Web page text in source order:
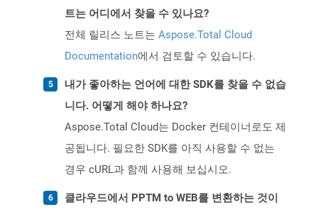
트는 어디에서 찾을 수 있나요?
전체 릴리스 노트는 Aspose.Total Cloud
Documentation에서 검토할 수 있습니다.
내가 좋아하는 언어에 대한 SDK를 찾을 수 없습
니다. 어떻게 해야 하나요?
Aspose.Total Cloud는 Docker 컨테이너로도 제
공됩니다. 필요한 SDK를 아직 사용할 수 없는
경우 cURL과 함께 사용해 보십시오.
클라우드에서 PPTM to WEB를 변환하는 것이